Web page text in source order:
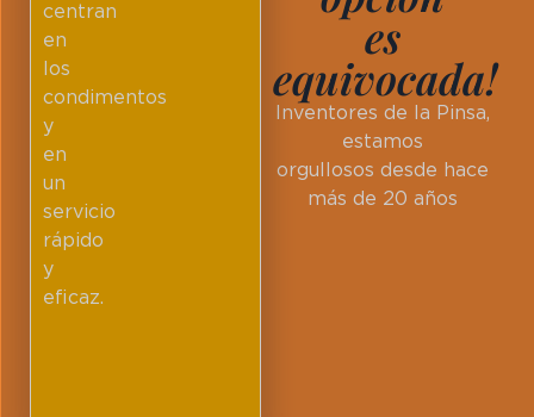
es
equivocada!
Inventores de la Pinsa,
estamos
orgullosos desde hace
más de 20 años
centran
en
los
condimentos
y
en
un
servicio
rápido
y
eficaz.